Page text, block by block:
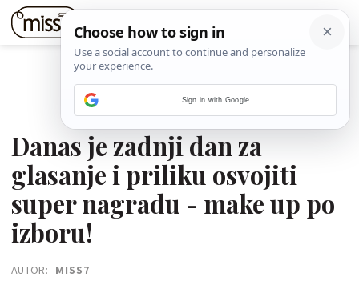
POVRATAK NA ČLANAK
01. PROSINCA 2021.
Danas je zadnji dan za
glasanje i priliku osvojiti
super nagradu - make up po
izboru!
AUTOR: MISS7
Sign in with Google